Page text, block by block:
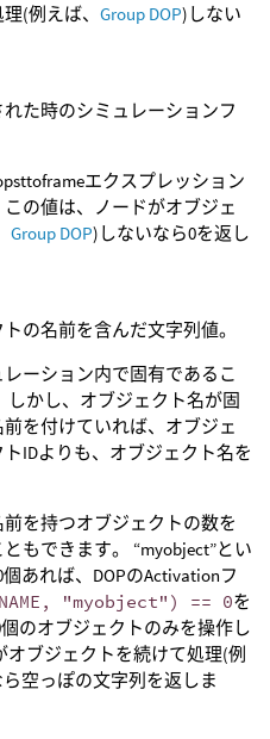
(例えば、 Group DOP)しない
た時のシミュレーションフ
エクスプレッション
の値は、ノードがオブジェ
Group DOP)しないなら0を返し
の名前を含んだ文字列値。
ーション内で固有であるこ
しかし、オブジェクト名が固
を付けていれば、オブジェ
IDよりも、オブジェクト名を
を持つオブジェクトの数を
もできます。 “myobject”とい
あれば、DOPのActivationフ
"myobject") == 0を
のオブジェクトのみを操作し
オブジェクトを続けて処理(例
空っぽの文字列を返しま